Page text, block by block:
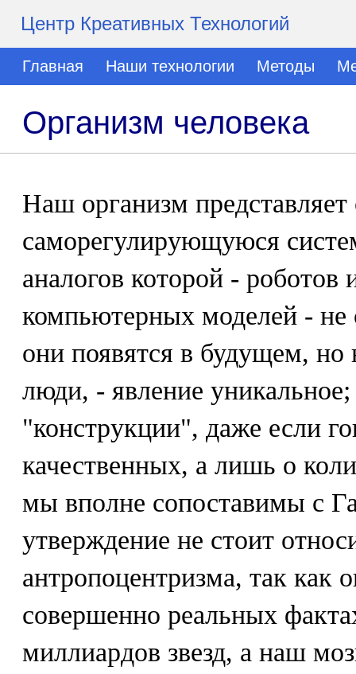
Центр Креативных Технологий
Главная Наши технологии Методы
Организм человека
Наш организм
саморегулирующуюся
аналогов которой -
компьютерных моделей -
они появятся в будущем,
люди, - явление
"конструкции", даже если
качественных, а лишь о
мы вполне сопоставимы с
утверждение не стоит
антропоцентризма, так как
совершенно реальных
миллиардов звезд, а наш